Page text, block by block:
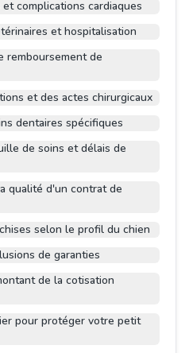
complications cardiaques
et hospitalisation
remboursement de
et des actes chirurgicaux
dentaires spécifiques
de soins et délais de
qualité d'un contrat de
selon le profil du chien
de garanties
de la cotisation
pour protéger votre petit